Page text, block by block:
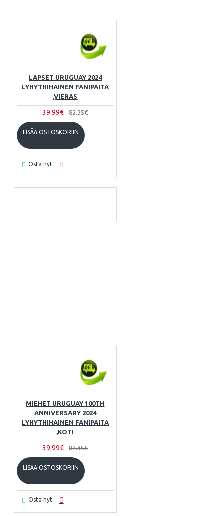
LAPSET URUGUAY 2024
LYHYTHIHAINEN FANIPAITA
,VIERAS
39.99€ 82.35€
LISÄÄ OSTOSKORIIN
Osta nyt
MIEHET URUGUAY 100TH
ANNIVERSARY 2024
LYHYTHIHAINEN FANIPAITA
,KOTI
39.99€ 82.35€
LISÄÄ OSTOSKORIIN
Osta nyt